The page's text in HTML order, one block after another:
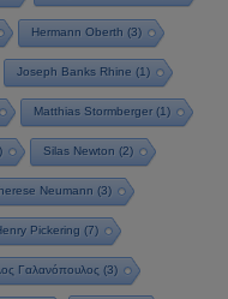
Hermann Oberth (3)
Joseph Banks Rhine (1)
Matthias Stormberger(1)
Silas Newton (2)
Neumann (3)
Pickering (7)
Γαλανόπουλος (3)